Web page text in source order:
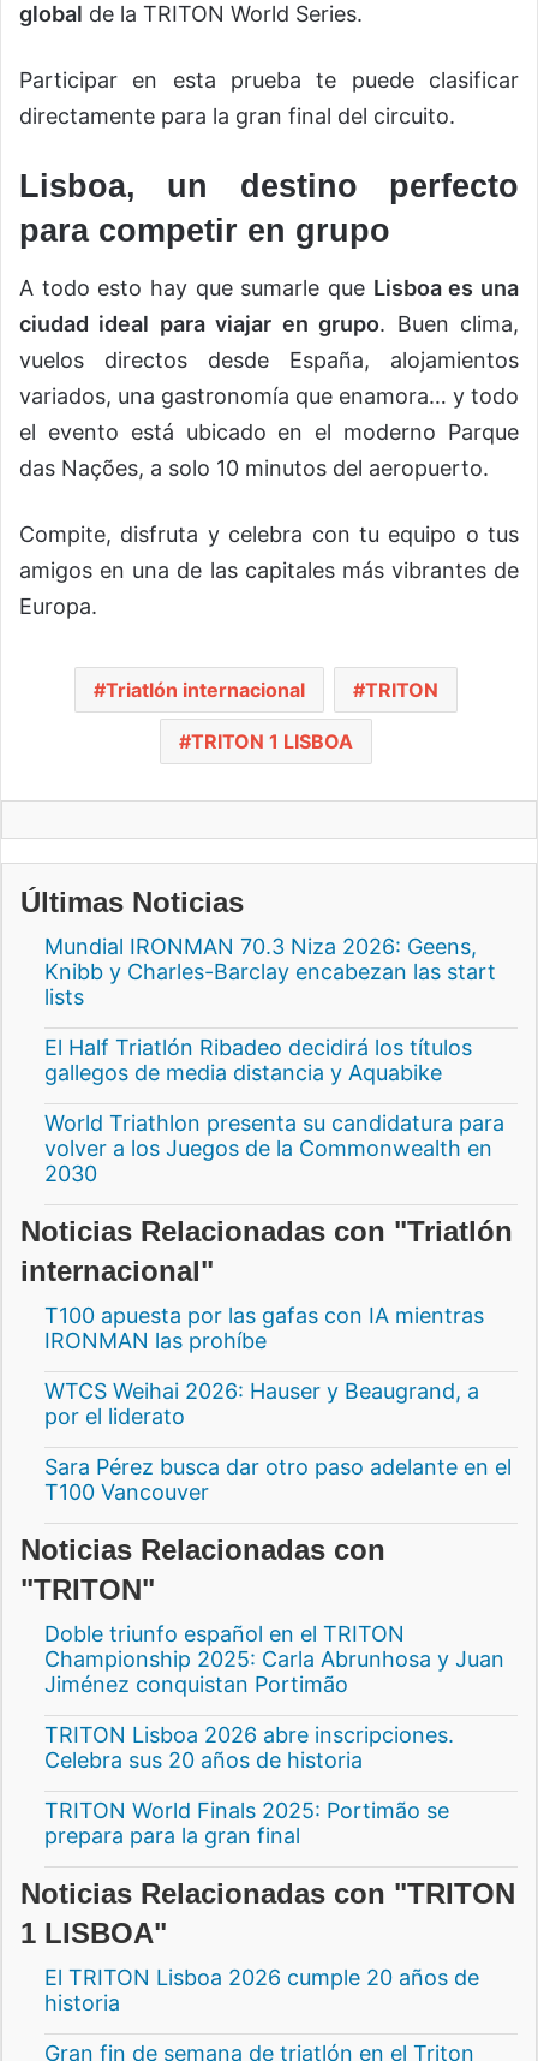
global de la TRITON World Series.
Participar en esta prueba te puede clasificar
directamente para la gran final del circuito.
Lisboa, un destino perfecto
para competir en grupo
A todo esto hay que sumarle que Lisboa es una
ciudad ideal para viajar en grupo. Buen clima,
vuelos directos desde España, alojamientos
variados, una gastronomía que enamora… y todo
el evento está ubicado en el moderno Parque
das Nações, a solo 10 minutos del aeropuerto.
Compite, disfruta y celebra con tu equipo o tus
amigos en una de las capitales más vibrantes de
Europa.
Triatlón internacional TRITON
TRITON 1 LISBOA
Últimas Noticias
Mundial IRONMAN 70.3 Niza 2026: Geens,
Knibb y Charles-Barclay encabezan las start
lists
El Half Triatlón Ribadeo decidirá los títulos
gallegos de media distancia y Aquabike
World Triathlon presenta su candidatura para
volver a los Juegos de la Commonwealth en
2030
Noticias Relacionadas con "Triatlón
internacional"
T100 apuesta por las gafas con IA mientras
IRONMAN las prohíbe
WTCS Weihai 2026: Hauser y Beaugrand, a
por el liderato
Sara Pérez busca dar otro paso adelante en el
T100 Vancouver
Noticias Relacionadas con
"TRITON"
Doble triunfo español en el TRITON
Championship 2025: Carla Abrunhosa y Juan
Jiménez conquistan Portimão
TRITON Lisboa 2026 abre inscripciones.
Celebra sus 20 años de historia
TRITON World Finals 2025: Portimão se
prepara para la gran final
Noticias Relacionadas con "TRITON
1 LISBOA"
El TRITON Lisboa 2026 cumple 20 años de
historia
Gran fin de semana de triatlón en el Triton